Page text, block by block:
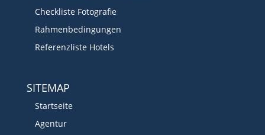
Checkliste Fotografie
Rahmenbedingungen
Referenzliste Hotels
SITEMAP
Startseite
Agentur